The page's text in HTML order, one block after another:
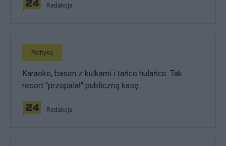
Redakcja
Polityka
Karaoke, basen z kulkami i tańce hulańce. Tak
resort "przepalał" publiczną kasę
Redakcja